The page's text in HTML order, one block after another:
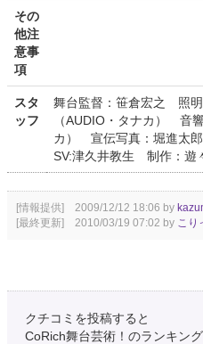
その
他注
意事
項
スタ
ッフ
舞台監督：笹倉宏之 照
（AUDIO・タナカ） 音
カ） 宣伝写真：堀進太郎
SV:津久井教生 制作：遊
[情報提供] 2009/12/12 18:06 by
[最終更新] 2010/03/19 07:02 by こり
クチコミを投稿すると
CoRich舞台芸術！のランキング